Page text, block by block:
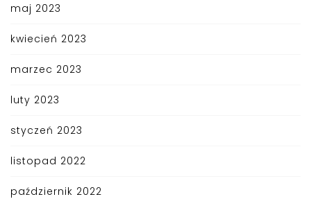
maj 2023
kwiecień 2023
marzec 2023
luty 2023
styczeń 2023
listopad 2022
październik 2022